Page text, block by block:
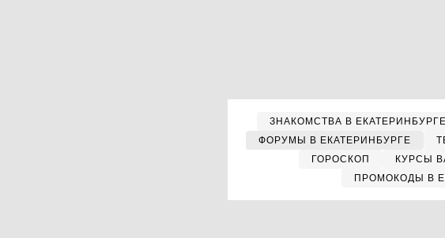
ЗНАКОМСТВА В ЕКАТЕРИНБУРГЕ
ФОРУМЫ В ЕКАТЕРИНБУРГЕ
ГОРОСКОП
КУРСЫ
ПРОМОКОДЫ В